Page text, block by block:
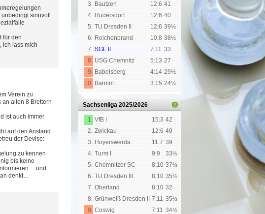
sinnvoll
für den
ich lass mich
Verein zu
allen 8 Brettern
ist auch immer
auf den Anstand
der Devise:
zu kennen
bis keine
und
denkt…
3. Bautzen 12:6 41
4. Rüdersdorf 12:6 40
5. TU Dresden II 12:6 39½
6. Reichenbrand 10:8 38½
7. SGL II 7:11 33
8. USG Chemnitz 5:13 27
9. Babelsberg 4:14 29½
10. Barnim 3:15 24½
Sachsenliga 2025/2026
1. VfB I 15:3 42
2. Zwickau 12:6 40
3. Hoyerswerda 11:7 39
4. Turm I 9:9
33½
5. Chemnitzer SC 8:10 37½
6. TU Dresden III 8:10 35½
7. Oberland 8:10 32
8. Grünweiß Dresden II 7:11 35½
9. Coswig 7:11 34½